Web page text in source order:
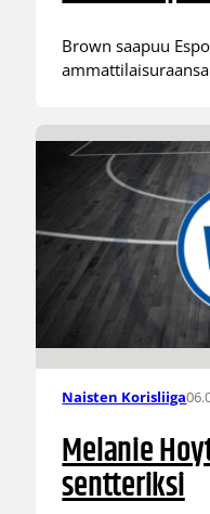
Brown saapuu
Naisten Korisliiga
Melanie
sentteriksi